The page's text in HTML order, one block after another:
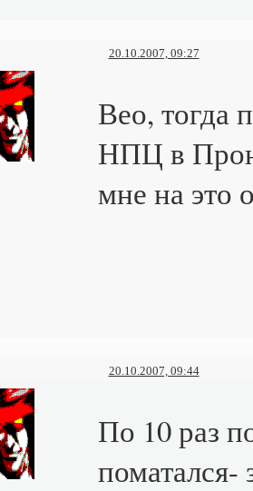
20.10.2007, 09:27
Вео, тогда
НПЦ в
мне на это
20.10.2007, 09:44
По 10 раз
поматался-